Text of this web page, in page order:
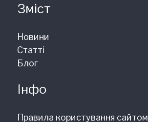
Зміст
Новини
Статті
Блог
Інфо
Правила користування сайтом